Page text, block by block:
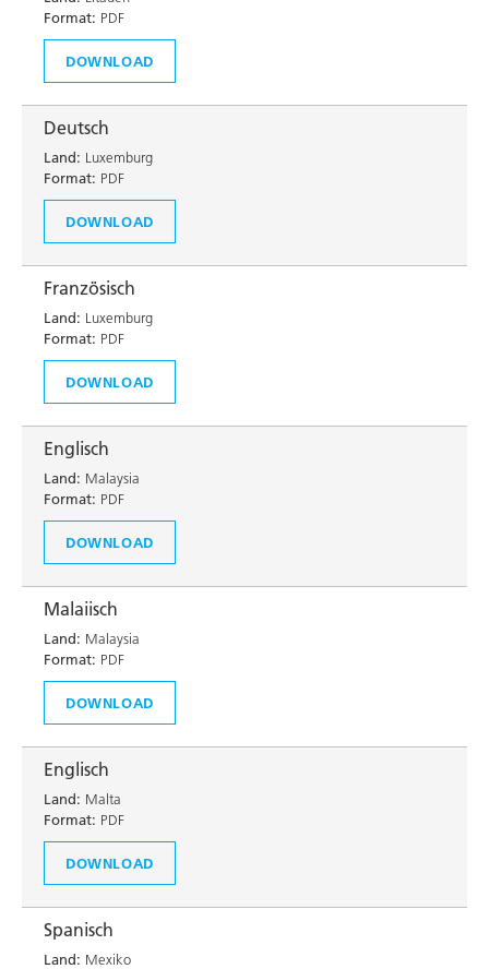
Format: PDF
DOWNLOAD
Deutsch
Land: Luxemburg
Format: PDF
DOWNLOAD
Französisch
Land: Luxemburg
Format: PDF
DOWNLOAD
Englisch
Land: Malaysia
Format: PDF
DOWNLOAD
Malaiisch
Land: Malaysia
Format: PDF
DOWNLOAD
Englisch
Land: Malta
Format: PDF
DOWNLOAD
Spanisch
Land: Mexiko